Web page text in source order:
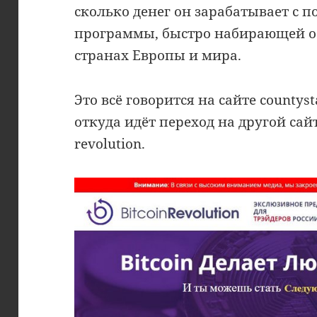
сколько денег он зарабатывает с
программы, быстро набирающей
странах Европы и мира.
Это всё говорится на сайте
откуда идёт переход на другой
revolution.